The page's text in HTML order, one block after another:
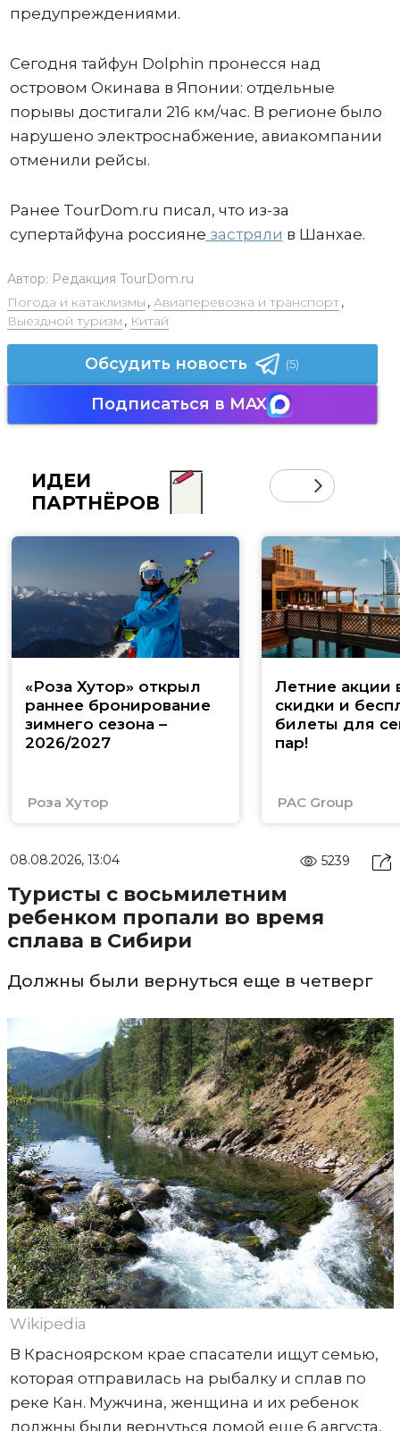
предупреждениями.
Сегодня тайфун Dolphin пронесся над
островом Окинава в Японии: отдельные
порывы достигали 216 км/час. В регионе было
нарушено электроснабжение, авиакомпании
отменили рейсы.
Ранее TourDom.ru писал, что из-за
супертайфуна россияне застряли в Шанхае.
Автор: Редакция TourDom.ru
Погода и катаклизмы , Авиаперевозка и транспорт,
Выездной туризм , Китай
Обсудить новость (5)
Подписаться в MAX
ИДЕИ
ПАРТНЁРОВ
«Роза Хутор» открыл
раннее бронирование
зимнего сезона –
2026/2027
Роза Хутор
Летние акции
скидки и
билеты для
пар!
PAC Group
08.08.2026, 13:04 5239
Туристы с восьмилетним
ребенком пропали во время
сплава в Сибири
Должны были вернуться еще в четверг
Wikipedia
В Красноярском крае спасатели ищут семью,
которая отправилась на рыбалку и сплав по
реке Кан. Мужчина, женщина и их ребенок
должны были вернуться домой еще 6 августа,